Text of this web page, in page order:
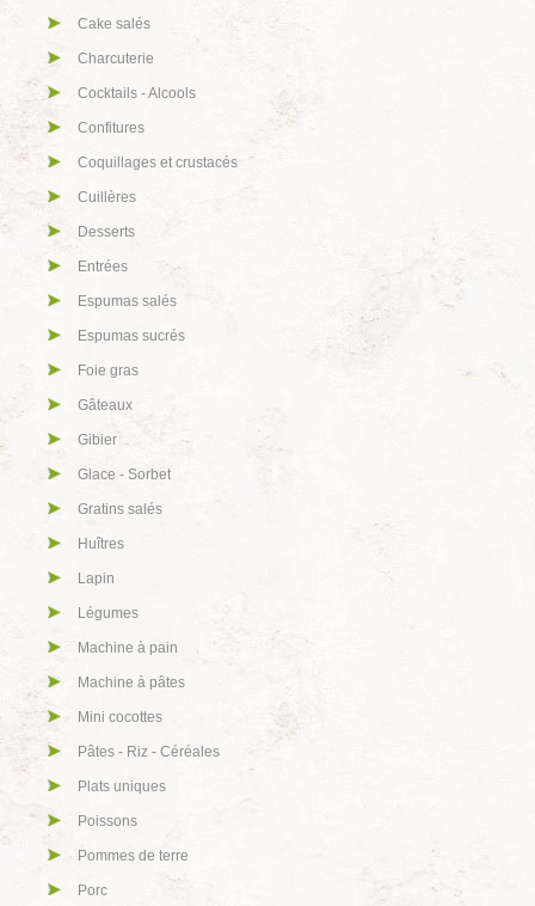
Cake salés
Charcuterie
Cocktails - Alcools
Confitures
Coquillages et crustacés
Cuillères
Desserts
Entrées
Espumas salés
Espumas sucrés
Foie gras
Gâteaux
Gibier
Glace - Sorbet
Gratins salés
Huîtres
Lapin
Légumes
Machine à pain
Machine à pâtes
Mini cocottes
Pâtes - Riz - Céréales
Plats uniques
Poissons
Pommes de terre
Porc